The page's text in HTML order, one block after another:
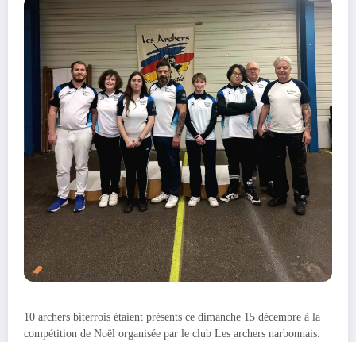
10 archers biterrois étaient présents ce dimanche 15 décembre à la
compétition de Noël organisée par le club Les archers narbonnais.